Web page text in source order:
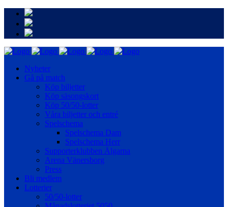
Nyheter
Gå på match
Köp biljetter
Köp säsongskort
Köp 50/50-lotter
Våra biljetter och entré
Spelschema
Spelschema Dam
Spelschema Herr
Supporterklubben Älgarna
Arena Vänersborg
Press
Bli medlem
Lotterier
50/50-lotter